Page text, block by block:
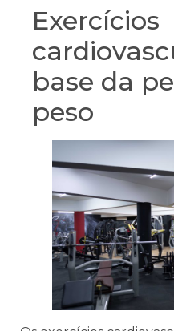
Exercícios
base da
peso